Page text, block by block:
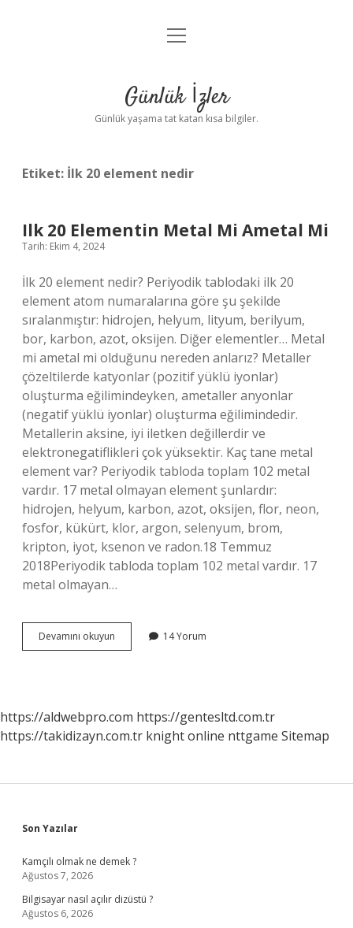
Anasayfa
Yasal Uyarı
menüyü
Günlük İzler
Günlük yaşama tat katan kısa bilgiler.
Etiket: İlk 20 element nedir
Ilk 20 Elementin Metal Mi Ametal Mi
Tarih: Ekim 4, 2024
İlk 20 element nedir? Periyodik tablodaki ilk 20
element atom numaralarına göre şu şekilde
sıralanmıştır: hidrojen, helyum, lityum, berilyum,
bor, karbon, azot, oksijen. Diğer elementler… Metal
mi ametal mi olduğunu nereden anlarız? Metaller
çözeltilerde katyonlar (pozitif yüklü iyonlar)
oluşturma eğilimindeyken, ametaller anyonlar
(negatif yüklü iyonlar) oluşturma eğilimindedir.
Metallerin aksine, iyi iletken değillerdir ve
elektronegatiflikleri çok yüksektir. Kaç tane metal
element var? Periyodik tabloda toplam 102 metal
vardır. 17 metal olmayan element şunlardır:
hidrojen, helyum, karbon, azot, oksijen, flor, neon,
fosfor, kükürt, klor, argon, selenyum, brom,
kripton, iyot, ksenon ve radon.18 Temmuz
2018Periyodik tabloda toplam 102 metal vardır. 17
metal olmayan…
Devamını okuyun
20
Mi
14 Yorum
https://aldwebpro.com https://gentesltd.com.tr
https://takidizayn.com.tr knight online nttgame Sitemap
Sidebar
Son Yazılar
Kamçılı olmak ne demek ?
Ağustos 7, 2026
Bilgisayar nasıl açılır dizüstü ?
Ağustos 6, 2026